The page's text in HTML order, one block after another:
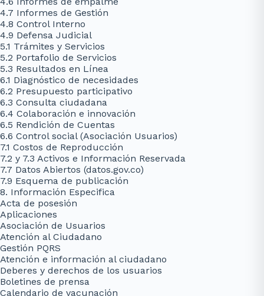
4.7 Informes de Gestión
4.8 Control Interno
4.9 Defensa Judicial
5.1 Trámites y Servicios
5.2 Portafolio de Servicios
5.3 Resultados en Línea
6.1 Diagnóstico de necesidades
6.2 Presupuesto participativo
6.3 Consulta ciudadana
6.4 Colaboración e innovación
6.5 Rendición de Cuentas
6.6 Control social (Asociación Usuarios)
7.1 Costos de Reproducción
7.2 y 7.3 Activos e Información Reservada
7.7 Datos Abiertos (datos.gov.co)
7.9 Esquema de publicación
8. Información Especifica
Acta de posesión
Aplicaciones
Asociación de Usuarios
Atención al Ciudadano
Gestión PQRS
Atención e información al ciudadano
Deberes y derechos de los usuarios
Boletines de prensa
Calendario de vacunación